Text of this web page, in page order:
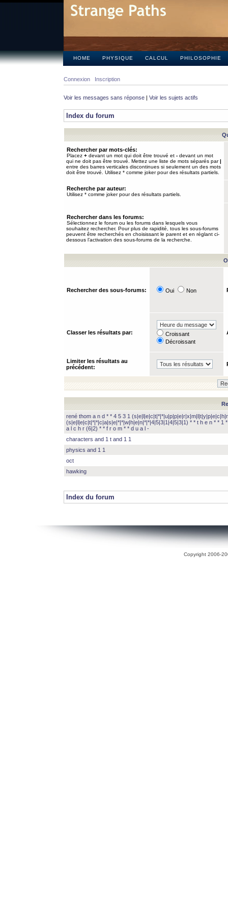
HOME PHYSIQUE CALCUL PHILOSOPHIE
Connexion Inscription
Voir les messages sans réponse | Voir les sujets actifs
Index du forum
Rechercher par mots-clés:
Placez + devant un mot qui doit être trouvé et - devant un mot
qui ne doit pas être trouvé. Mettez une liste de mots séparés par|
entre des barres verticales discontinues si seulement un des mots
doit être trouvé. Utilisez * comme joker pour des résultats partiels.
Recherche par auteur:
Utilisez * comme joker pour des résultats partiels.
Rechercher dans les forums:
Sélectionnez le forum ou les forums dans lesquels vous
souhaitez rechercher. Pour plus de rapidité, tous les sous-forums
peuvent être recherchés en choisissant le parent et en réglant ci-
dessous l’activation des sous-forums de la recherche.
Rechercher des sous-forums: Oui Non
Classer les résultats par:
Croissant
Décroissant
Limiter les résultats au
précédent:
rené thom a n d * * 4 5 3 1
(s|e|l|e|c|t|*|*|c|a|s|e|*|*|w|h|e|n|*|*|4|5|3|1|4|5|3|1) * * t h e n * * 1
a l c h r (6|2) * * f r o m * * d u a l -
characters and 1 t and 1 1
physics and 1 1
oct
hawking
Index du forum
Copyright 2006-